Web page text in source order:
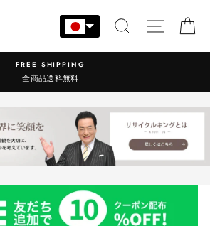
検索 サイト
FREE SHIPPING
全商品送料無料